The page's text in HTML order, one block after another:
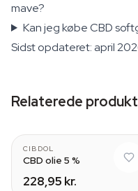
mave?
Kan jeg købe CBD
Sidst opdateret: april
Relaterede
CIBDOL
CBD olie 5 %
228,95 kr.